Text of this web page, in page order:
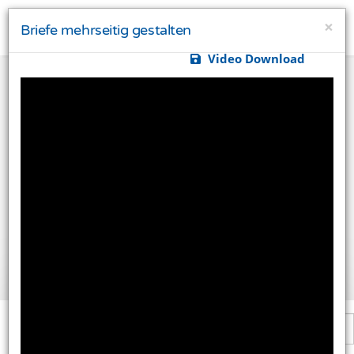
×
Briefe mehrseitig gestalten
Video Download